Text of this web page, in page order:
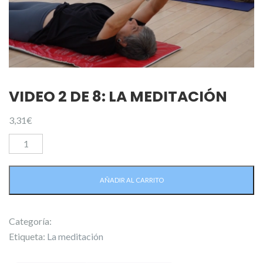
VIDEO 2 DE 8: LA MEDITACIÓN
3,31€
Video
2
meditación
cantidad
AÑADIR AL CARRITO
Categoría:
Etiqueta: La meditación